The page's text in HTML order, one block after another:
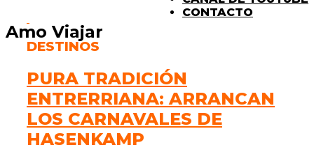
Amo Viajar
CONTACTO
DESTINOS
PURA TRADICIÓN
ENTRERRIANA: ARRANCAN
LOS CARNAVALES DE
HASENKAMP